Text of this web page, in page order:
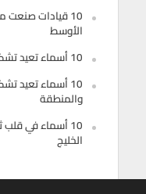
10 قيادات
الأوسط
10 أسماء تعيد تشكيل اللوجستيات الذكية في الخليج
10 أسماء تعيد
والمنطقة
10 أسماء في قلب
الخليج